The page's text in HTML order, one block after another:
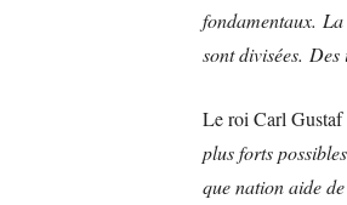
fondamentaux.
sont divisées.
Le roi Carl Gustaf
plus forts
que nation aide